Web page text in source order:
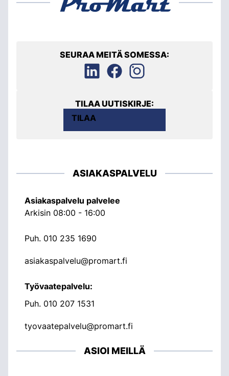
SEURAA MEITÄ SOMESSA:
TILAA UUTISKIRJE:
TILAA
ASIAKASPALVELU
Asiakaspalvelu palvelee
Arkisin 08:00 - 16:00
Puh. 010 235 1690
asiakaspalvelu@promart.fi
Työvaatepalvelu:
Puh. 010 207 1531
tyovaatepalvelu@promart.fi
ASIOI MEILLÄ